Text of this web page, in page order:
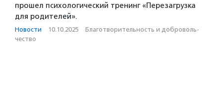
прошел психологический тренинг «Перезагрузка
для родителей».
Новости · 10.10.2025 · Благотвори­тель­ность и доброволь­
чест­во